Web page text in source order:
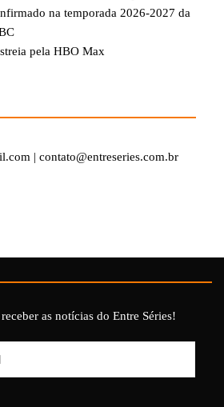
na temporada 2026-2027 da
pela HBO Max
| contato@entreseries.com.br
as notícias do Entre Séries!